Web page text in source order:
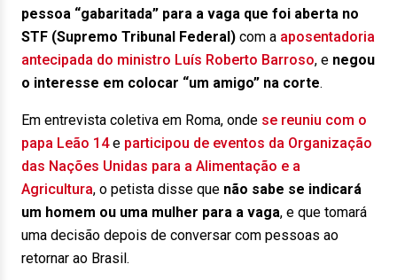
pessoa “gabaritada” para a vaga que foi aberta no
STF (Supremo Tribunal Federal) com a aposentadoria
antecipada do ministro Luís Roberto Barroso, e negou
o interesse em colocar “um amigo” na corte.
Em entrevista coletiva em Roma, onde se reuniu com o
papa Leão 14e participou de eventos da Organização
das Nações Unidas para a Alimentação e a
Agricultura, o petista disse que não sabe se indicará
um homem ou uma mulher para a vaga, e que tomará
uma decisão depois de conversar com pessoas ao
retornar ao Brasil.